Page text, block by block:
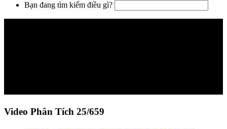
Bạn đang tìm kiếm điều gì?
Video Phân Tích 25/659